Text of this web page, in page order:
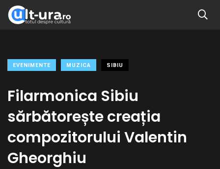
EVENIMENTE MUZICA SIBIU
Filarmonica Sibiu
sărbătorește creația
compozitorului Valentin
Gheorghiu